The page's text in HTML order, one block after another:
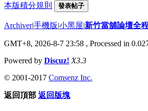
本版積分規則 發表帖子
Archiver|手機版|小黑屋|新竹當舖論壇全
GMT+8, 2026-8-7 23:58 , Processed in
Powered by Discuz! X3.3
© 2001-2017 Comsenz Inc.
返回頂部 返回版塊